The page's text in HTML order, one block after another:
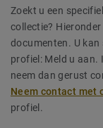
Zoekt u een
collectie?
documenten. U
profiel: Meld u aan.
neem dan gerust
Neem contact met
profiel.